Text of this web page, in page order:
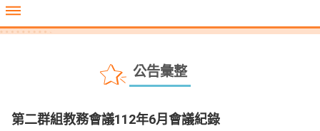
公告彙整
第二群組教務會議112年6月會議紀錄